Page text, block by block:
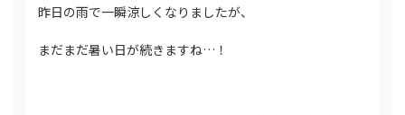
昨日の雨で一瞬涼しくなりましたが、
まだまだ暑い日が続きますね…！